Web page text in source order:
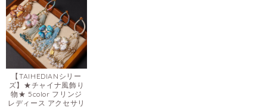
【TAIHEDIANシリー
ズ】★チャイナ風飾り
物★ 5color フリンジ
レディース アクセサリ